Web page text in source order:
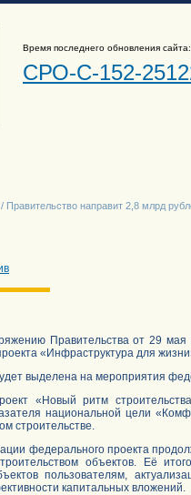
СРО-С-152-
Время последнего обновления
/ Правительство направит 2,8 млрд
Правительства от 29
«Инфраструктура для
выделена на мероприятия
«Новый ритм
национальной цели
строительстве.
федерального проекта
объектов. Её
пользователям,
капитальных вложений.